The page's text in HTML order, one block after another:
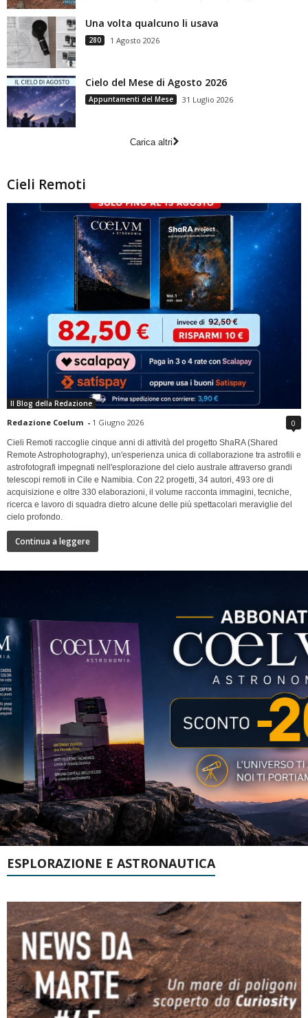
Una volta qualcuno li usava
280 1 Agosto 2026
Cielo del Mese di Agosto 2026
Appuntamenti del Mese 31 Luglio 2026
Carica altri
Cieli Remoti
Il Blog della Redazione
Redazione Coelum - 1 Giugno 2026 0
Cieli Remoti raccoglie cinque anni di attività del progetto ShaRA (Shared
Remote Astrophotography), un'esperienza unica di collaborazione tra astrofili e
astrofotografi impegnati nell'esplorazione del cielo australe attraverso grandi
telescopi remoti in Cile e Namibia. Con 22 progetti, 34 autori, 493 ore di
acquisizione e oltre 330 elaborazioni, il volume racconta immagini, tecniche,
ricerca e lavoro di squadra dietro alcune delle più spettacolari meraviglie del
cielo profondo.
Continua a leggere
ESPLORAZIONE E ASTRONAUTICA